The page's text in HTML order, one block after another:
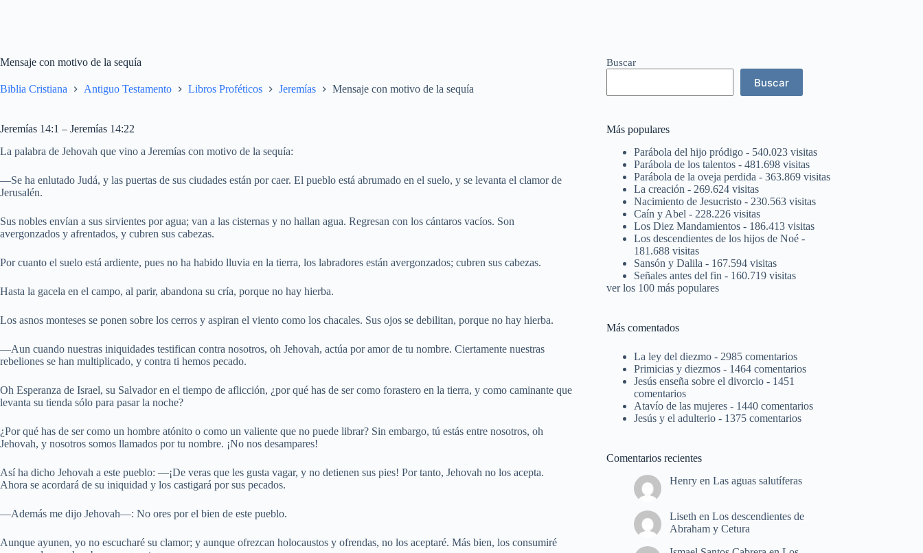
Mensaje con motivo de la sequía
Biblia Cristiana Antiguo Testamento Libros Proféticos Jeremías Mensaje con motivo de la sequía
Jeremías 14:1 – Jeremías 14:22
La palabra de Jehovah que vino a Jeremías con motivo de la sequía:
—Se ha enlutado Judá, y las puertas de sus ciudades están por caer. El pueblo está abrumado en el suelo, y se levanta el clamor de
Jerusalén.
Sus nobles envían a sus sirvientes por agua; van a las cisternas y no hallan agua. Regresan con los cántaros vacíos. Son
avergonzados y afrentados, y cubren sus cabezas.
Por cuanto el suelo está ardiente, pues no ha habido lluvia en la tierra, los labradores están avergonzados; cubren sus cabezas.
Hasta la gacela en el campo, al parir, abandona su cría, porque no hay hierba.
Los asnos monteses se ponen sobre los cerros y aspiran el viento como los chacales. Sus ojos se debilitan, porque no hay hierba.
—Aun cuando nuestras iniquidades testifican contra nosotros, oh Jehovah, actúa por amor de tu nombre. Ciertamente nuestras
rebeliones se han multiplicado, y contra ti hemos pecado.
Oh Esperanza de Israel, su Salvador en el tiempo de aflicción, ¿por qué has de ser como forastero en la tierra, y como caminante que
levanta su tienda sólo para pasar la noche?
¿Por qué has de ser como un hombre atónito o como un valiente que no puede librar? Sin embargo, tú estás entre nosotros, oh
Jehovah, y nosotros somos llamados por tu nombre. ¡No nos desampares!
Así ha dicho Jehovah a este pueblo: —¡De veras que les gusta vagar, y no detienen sus pies! Por tanto, Jehovah no los acepta.
Ahora se acordará de su iniquidad y los castigará por sus pecados.
—Además me dijo Jehovah—: No ores por el bien de este pueblo.
Aunque ayunen, yo no escucharé su clamor; y aunque ofrezcan holocaustos y ofrendas, no los aceptaré. Más bien, los consumiré
Buscar
Buscar
Más populares
Parábola del hijo pródigo - 540.023 visitas
Parábola de los talentos - 481.698 visitas
Parábola de la oveja perdida - 363.869 visitas
La creación - 269.624 visitas
Nacimiento de Jesucristo - 230.563 visitas
Caín y Abel - 228.226 visitas
Los Diez Mandamientos - 186.413 visitas
Los descendientes de los hijos de Noé -
181.688 visitas
Sansón y Dalila - 167.594 visitas
Señales antes del fin - 160.719 visitas
ver los 100 más populares
Más comentados
La ley del diezmo - 2985 comentarios
Primicias y diezmos - 1464 comentarios
Jesús enseña sobre el divorcio - 1451
comentarios
Atavío de las mujeres - 1440 comentarios
Jesús y el adulterio - 1375 comentarios
Comentarios recientes
Henry enLas aguas salutíferas
Liseth enLos descendientes de
Abraham y Cetura